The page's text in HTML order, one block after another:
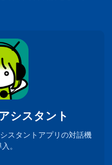
シスタント
スタントアプリの対話機
。